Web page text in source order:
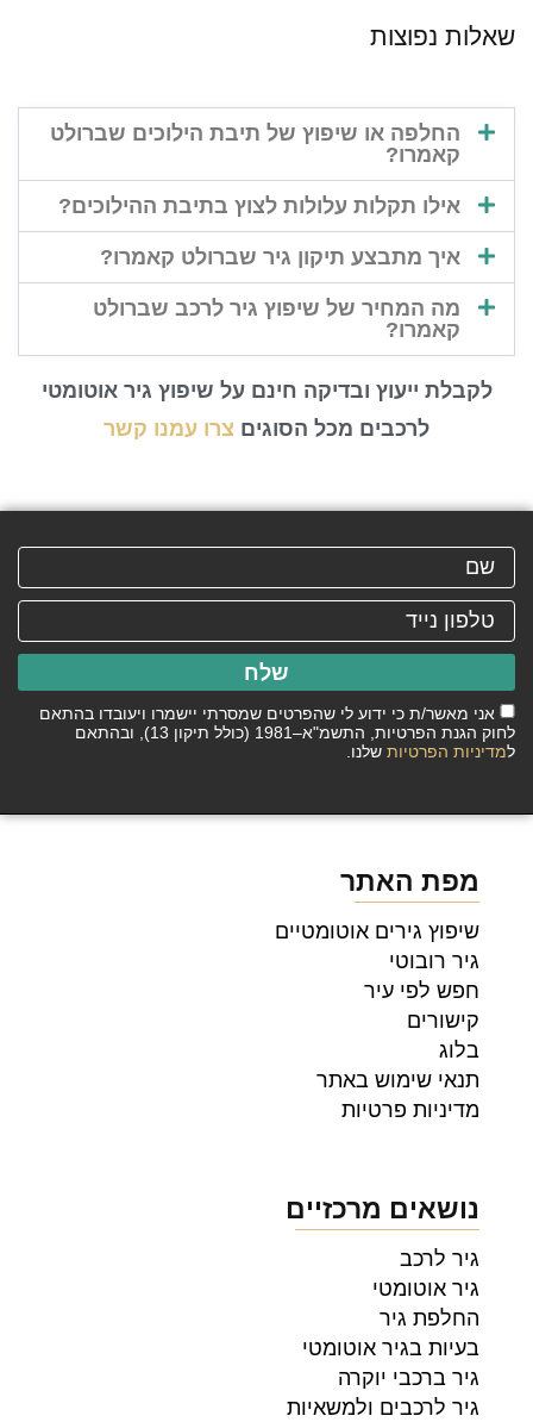
שאלות נפוצות
החלפה או שיפוץ של תיבת הילוכים שברולט
קאמרו?
אילו תקלות עלולות לצוץ בתיבת ההילוכים?
איך מתבצע תיקון גיר שברולט קאמרו?
מה המחיר של שיפוץ גיר לרכב שברולט
קאמרו?
לקבלת ייעוץ ובדיקה חינם על שיפוץ גיר אוטומטי
לרכבים מכל הסוגים צרו עמנו קשר
אני מאשר/ת כי ידוע לי שהפרטים שמסרתי יישמרו ויעובדו בהתאם
לחוק הגנת הפרטיות, התשמ"א–1981 (כולל תיקון 13), ובהתאם
למדיניות הפרטיות שלנו.
שלח
מפת האתר
שיפוץ גירים אוטומטיים
גיר רובוטי
חפש לפי עיר
קישורים
בלוג
תנאי שימוש באתר
מדיניות פרטיות
נושאים מרכזיים
גיר לרכב
גיר אוטומטי
החלפת גיר
בעיות בגיר אוטומטי
גיר ברכבי יוקרה
גיר לרכבים ולמשאיות